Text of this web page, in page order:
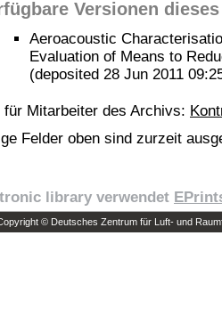
Versionen
Aeroacoustic
Evaluation of Means to
(deposited 28 Jun 2011
für Mitarbeiter des Archivs:
Felder oben sind zurzeit
library verwendet
© Deutsches Zentrum für Luft- und